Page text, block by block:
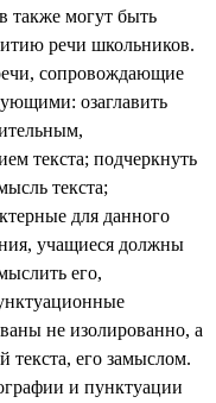
также могут быть
речи школьников.
сопровождающие
озаглавить
текста; подчеркнуть
текста;
для данного
учащиеся должны
его,
не изолированно, а
текста, его замыслом.
и пунктуации